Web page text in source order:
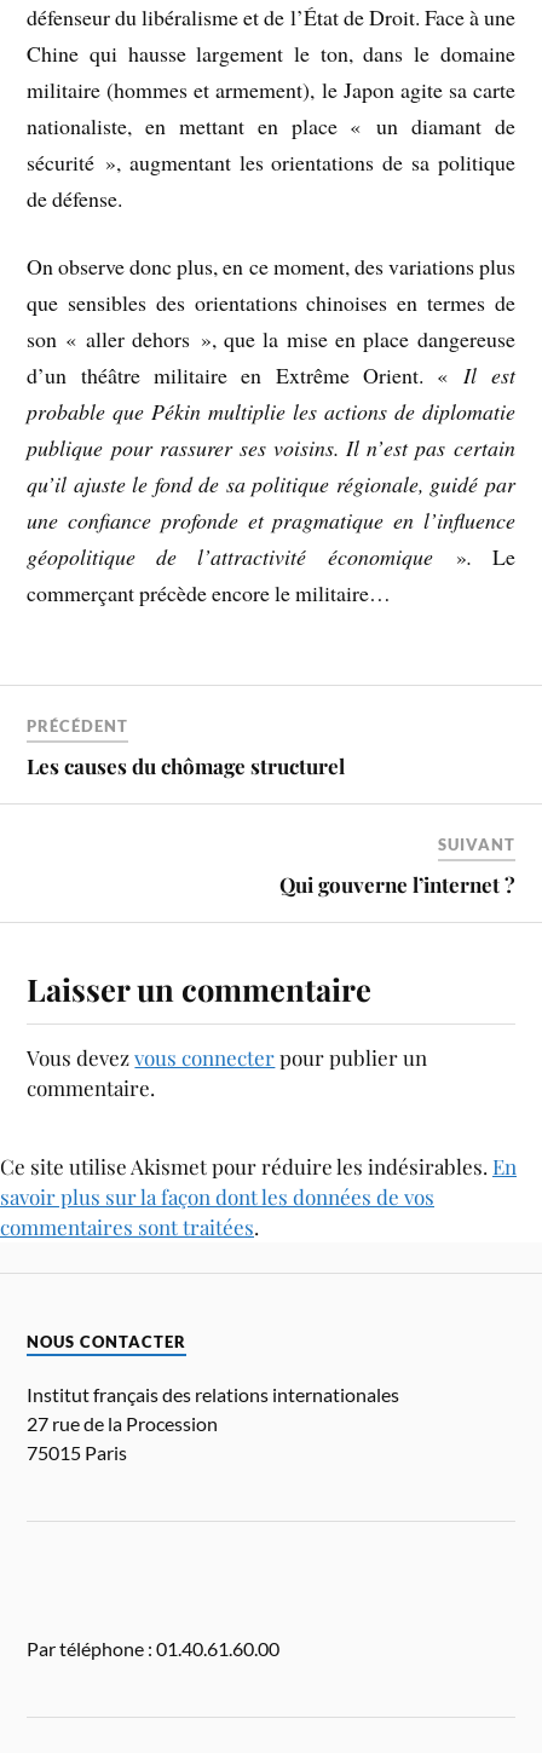
défenseur du libéralisme et de l’État de Droit. Face à une
Chine qui hausse largement le ton, dans le domaine
militaire (hommes et armement), le Japon agite sa carte
nationaliste, en mettant en place « un diamant de
sécurité », augmentant les orientations de sa politique
de défense.
On observe donc plus, en ce moment, des variations plus
que sensibles des orientations chinoises en termes de
son « aller dehors », que la mise en place dangereuse
d’un théâtre militaire en Extrême Orient. «Il est
probable que Pékin multiplie les actions de diplomatie
publique pour rassurer ses voisins. Il n’est pas certain
qu’il ajuste le fond de sa politique régionale, guidé par
une confiance profonde et pragmatique en l’influence
géopolitique de l’attractivité économique». Le
commerçant précède encore le militaire…
PRÉCÉDENT
Les causes du chômage structurel
SUIVANT
Qui gouverne l’internet ?
Laisser un commentaire
Vous devezvous connecterpour publier un
commentaire.
Ce site utilise Akismet pour réduire les indésirables. En
savoir plus sur la façon dont les données de vos
commentaires sont traitées.
NOUS CONTACTER
Institut français des relations internationales
27 rue de la Procession
75015 Paris
Par téléphone : 01.40.61.60.00